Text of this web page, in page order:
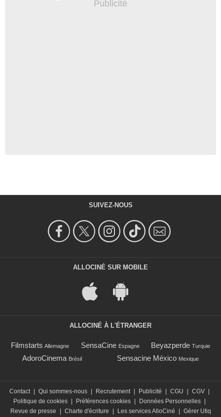
SUIVEZ-NOUS
ALLOCINÉ SUR MOBILE
ALLOCINÉ À L'ÉTRANGER
Filmstarts Allemagne SensaCine Espagne Beyazperde Turquie
AdoroCinema Brésil Sensacine México Mexique
Contact | Qui sommes-nous | Recrutement | Publicité | CGU | CGV |
Politique de cookies | Préférences cookies | Données Personnelles |
Revue de presse
| Charte d'écriture | Les services AlloCiné | Gérer Utiq